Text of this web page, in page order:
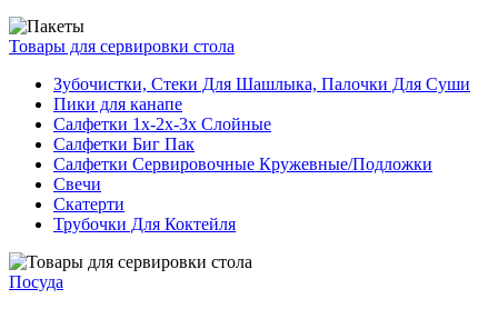
Товары для сервировки стола
Зубочистки, Стеки Для Шашлыка, Палочки Для Суши
Пики для канапе
Салфетки 1х-2х-3х Слойные
Салфетки Биг Пак
Салфетки Сервировочные Кружевные/Подложки
Свечи
Скатерти
Трубочки Для Коктейля
Посуда